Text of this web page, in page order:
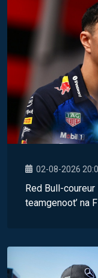
02-08-2026
Red Bull-
teamgenoot’ na